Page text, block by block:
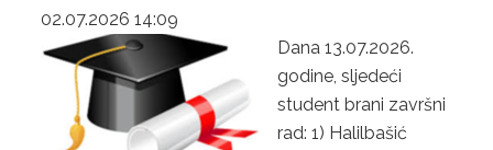
02.07.2026 14:09
Dana 13.07.2026.
godine, sljedeći
student brani završni
rad: 1) Halilbašić